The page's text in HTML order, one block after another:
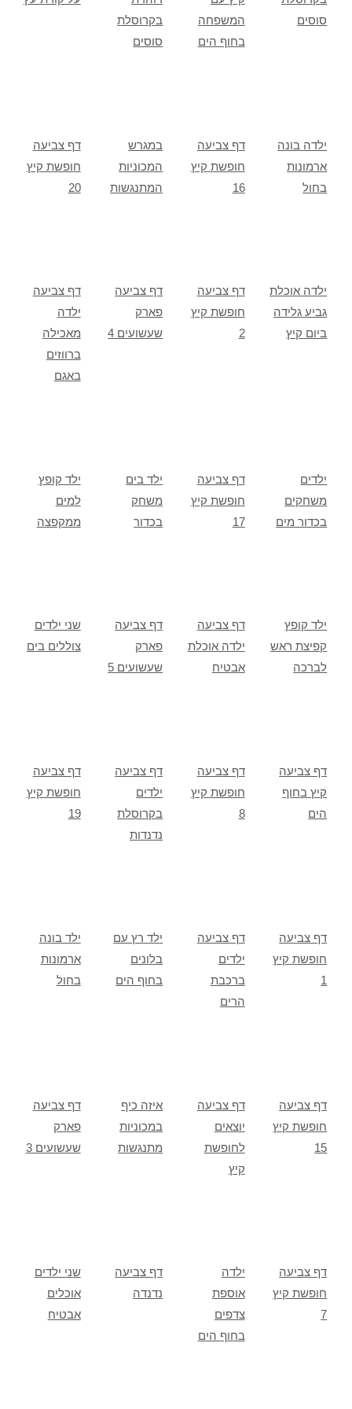
בקרוסלת
סוסים
המשפחה
בחוף הים
סוסים
דף צביעה
חופשת קיץ
20
במגרש
המכוניות
המתנגשות
דף צביעה
חופשת קיץ
16
ילדה בונה
ארמונות
בחול
דף צביעה
ילדה
מאכילה
ברווזים
באגם
דף צביעה
פארק
שעשועים 4
דף צביעה
חופשת קיץ
2
ילדה אוכלת
גביע גלידה
ביום קיץ
ילד קופץ
למים
ממקפצה
ילד בים
משחק
בכדור
דף צביעה
חופשת קיץ
17
ילדים
משחקים
בכדור מים
שני ילדים
צוללים בים
דף צביעה
פארק
שעשועים 5
דף צביעה
ילדה אוכלת
אבטיח
ילד קופץ
קפיצת ראש
לברכה
דף צביעה
חופשת קיץ
19
דף צביעה
ילדים
בקרוסלת
נדנדות
דף צביעה
חופשת קיץ
8
דף צביעה
קיץ בחוף
הים
ילד בונה
ארמונות
בחול
ילד רץ עם
בלונים
בחוף הים
דף צביעה
ילדים
ברכבת
הרים
דף צביעה
חופשת קיץ
1
דף צביעה
פארק
שעשועים 3
איזה כיף
במכוניות
מתנגשות
דף צביעה
יוצאים
לחופשת
קיץ
דף צביעה
חופשת קיץ
15
שני ילדים
אוכלים
אבטיח
דף צביעה
נדנדה
ילדה
אוספת
צדפים
בחוף הים
דף צביעה
חופשת קיץ
7